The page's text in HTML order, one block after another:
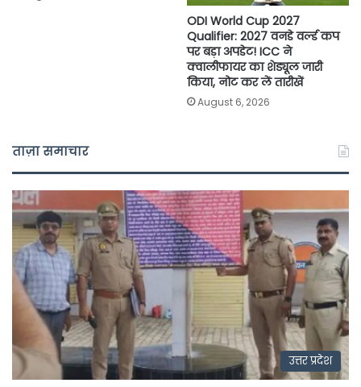
ODI World Cup 2027
Qualifier: 2027 वनडे वर्ल्ड कप
पर बड़ा अपडेट! ICC ने
क्वालीफायर का शेड्यूल जारी
किया, नोट कर लें तारीखें
August 6, 2026
ताज़ा समाचार
उत्तर प्रदेश